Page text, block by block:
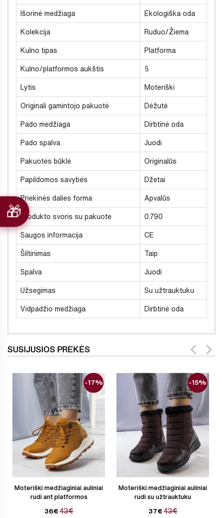
Išorinė medžiaga Ekologiška oda
Kolekcija Ruduo/Žiema
Kulno tipas Platforma
Kulno/platformos aukštis 5
Lytis Moteriški
Originali gamintojo pakuotė Dėžutė
Pado medžiaga Dirbtinė oda
Pado spalva Juodi
Pakuotės būklė Originalūs
Papildomos savybės Džetai
Priekinės dalies forma Apvalūs
Produkto svoris su pakuote 0.790
Saugos informacija CE
Šiltinimas Taip
Spalva Juodi
Užsegimas Su užtrauktuku
Vidpadžio medžiaga Dirbtinė oda
SUSIJUSIOS PREKĖS
Moteriški medžiaginiai auliniai
rudi ant platformos
36€ 43€
-17%
Moteriški medžiaginiai auliniai
rudi su užtrauktuku
37€ 43€
-15%